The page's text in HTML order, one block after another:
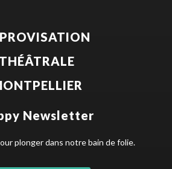
THÉÂTRALE
Newsletter
plonger dans notre bain de folie.